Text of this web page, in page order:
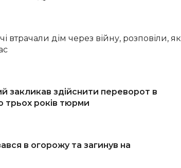
втрачали дім через війну, розповіли, як
закликав здійснити переворот в
трьох років тюрми
в огорожу та загинув на